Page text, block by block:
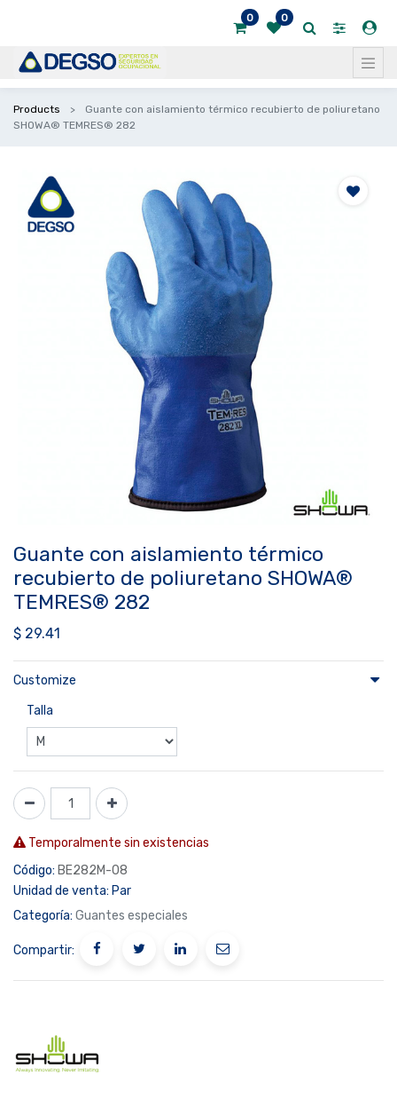
0 0
Products
Guante con aislamiento térmico recubierto de poliuretano
SHOWA® TEMRES® 282
Guante con aislamiento térmico
recubierto de poliuretano SHOWA®
TEMRES® 282
$ 29.41
Customize
Talla
Temporalmente sin existencias
Código: BE282M-08
Unidad de venta: Par
Categoría: Guantes especiales
Compartir: